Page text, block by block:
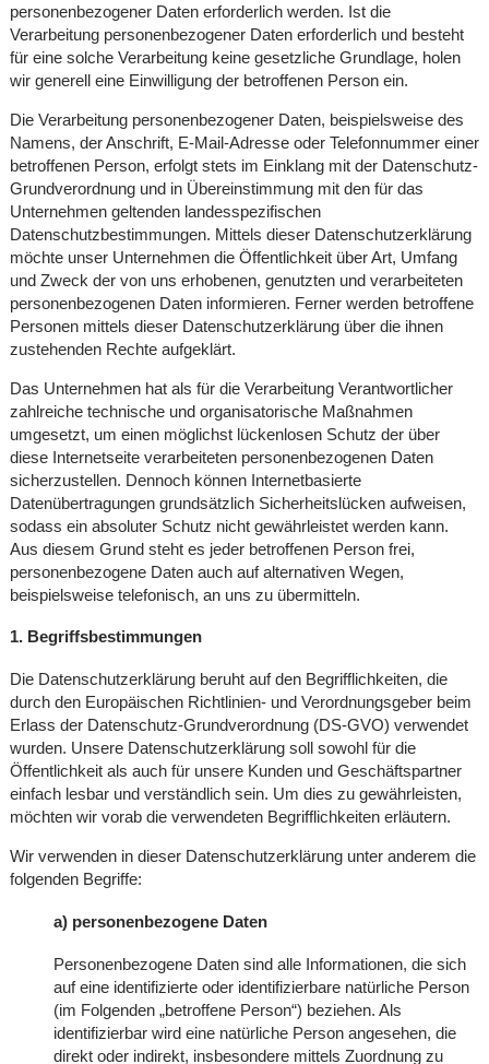
personenbezogener Daten erforderlich werden. Ist die
Verarbeitung personenbezogener Daten erforderlich und besteht
für eine solche Verarbeitung keine gesetzliche Grundlage, holen
wir generell eine Einwilligung der betroffenen Person ein.
Die Verarbeitung personenbezogener Daten, beispielsweise des
Namens, der Anschrift, E-Mail-Adresse oder Telefonnummer einer
betroffenen Person, erfolgt stets im Einklang mit der Datenschutz-
Grundverordnung und in Übereinstimmung mit den für das
Unternehmen geltenden landesspezifischen
Datenschutzbestimmungen. Mittels dieser Datenschutzerklärung
möchte unser Unternehmen die Öffentlichkeit über Art, Umfang
und Zweck der von uns erhobenen, genutzten und verarbeiteten
personenbezogenen Daten informieren. Ferner werden betroffene
Personen mittels dieser Datenschutzerklärung über die ihnen
zustehenden Rechte aufgeklärt.
Das Unternehmen hat als für die Verarbeitung Verantwortlicher
zahlreiche technische und organisatorische Maßnahmen
umgesetzt, um einen möglichst lückenlosen Schutz der über
diese Internetseite verarbeiteten personenbezogenen Daten
sicherzustellen. Dennoch können Internetbasierte
Datenübertragungen grundsätzlich Sicherheitslücken aufweisen,
sodass ein absoluter Schutz nicht gewährleistet werden kann.
Aus diesem Grund steht es jeder betroffenen Person frei,
personenbezogene Daten auch auf alternativen Wegen,
beispielsweise telefonisch, an uns zu übermitteln.
1. Begriffsbestimmungen
Die Datenschutzerklärung beruht auf den Begrifflichkeiten, die
durch den Europäischen Richtlinien- und Verordnungsgeber beim
Erlass der Datenschutz-Grundverordnung (DS-GVO) verwendet
wurden. Unsere Datenschutzerklärung soll sowohl für die
Öffentlichkeit als auch für unsere Kunden und Geschäftspartner
einfach lesbar und verständlich sein. Um dies zu gewährleisten,
möchten wir vorab die verwendeten Begrifflichkeiten erläutern.
Wir verwenden in dieser Datenschutzerklärung unter anderem die
folgenden Begriffe:
a) personenbezogene Daten
Personenbezogene Daten sind alle Informationen, die sich
auf eine identifizierte oder identifizierbare natürliche Person
(im Folgenden „betroffene Person“) beziehen. Als
identifizierbar wird eine natürliche Person angesehen, die
direkt oder indirekt, insbesondere mittels Zuordnung zu